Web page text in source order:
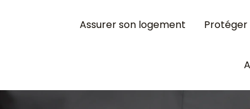
Protéger
Assurer son logement